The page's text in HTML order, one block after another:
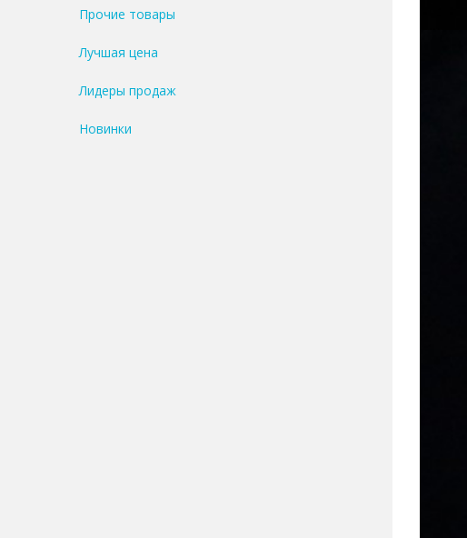
Прочие товары
Лучшая цена
Лидеры продаж
Новинки